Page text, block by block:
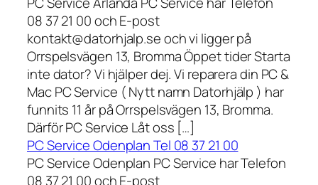
08 37 21 00 och E-post
kontakt@datorhjalp.se och vi ligger på
Orrspelsvägen 13, Bromma Öppet tider Starta
inte dator? Vi hjälper dej. Vi reparera din PC &
Mac PC Service ( Nytt namn Datorhjälp ) har
funnits 11 år på Orrspelsvägen 13, Bromma.
Därför PC Service Låt oss […]
PC Service Odenplan Tel 08 37 21 00
PC Service Odenplan PC Service har Telefon
08 37 21 00 och E-post